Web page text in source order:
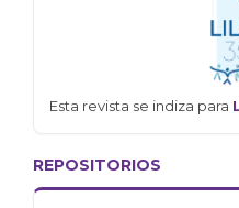
Esta revista se indiza para
REPOSITORIOS